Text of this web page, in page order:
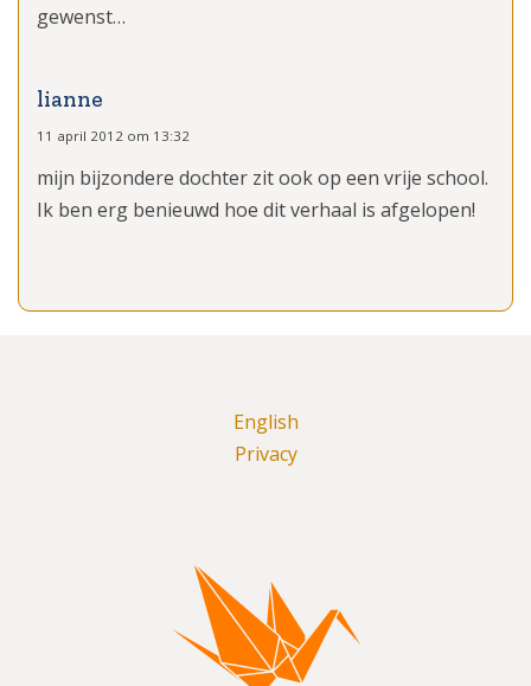
gewenst…
lianne
11 april 2012 om 13:32
mijn bijzondere dochter zit ook op een vrije school.
Ik ben erg benieuwd hoe dit verhaal is afgelopen!
English
Privacy